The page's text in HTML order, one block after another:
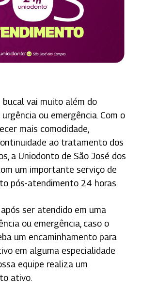
bucal vai muito além do
ou emergência. Com o
mais comodidade,
ao tratamento dos
a Uniodonto de São José dos
um importante serviço de
pós-atendimento 24 horas.
ser atendido em uma
ou emergência, caso o
um encaminhamento para
em alguma especialidade
equipe realiza um
ativo.